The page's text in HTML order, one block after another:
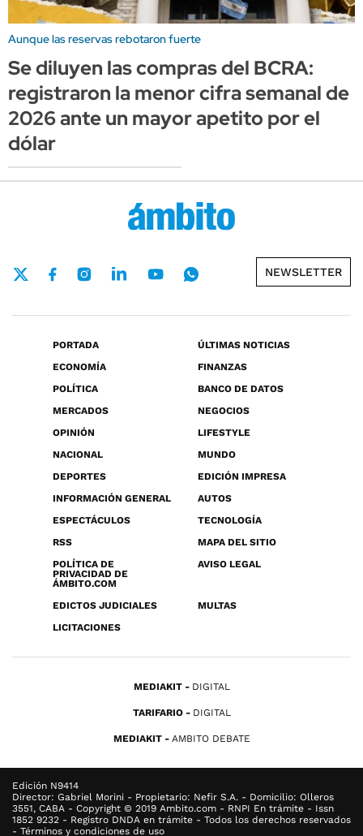
Aunque las reservas rebotaron fuerte
Se diluyen las compras del BCRA:
registraron la menor cifra semanal de
2026 ante un mayor apetito por el
dólar
NEWSLETTER
PORTADA
ÚLTIMAS NOTICIAS
ECONOMÍA
FINANZAS
POLÍTICA
BANCO DE DATOS
MERCADOS
NEGOCIOS
OPINIÓN
LIFESTYLE
NACIONAL
MUNDO
DEPORTES
EDICIÓN IMPRESA
INFORMACIÓN GENERAL
AUTOS
ESPECTÁCULOS
TECNOLOGÍA
RSS
MAPA DEL SITIO
POLÍTICA DE
PRIVACIDAD DE
ÁMBITO.COM
AVISO LEGAL
EDICTOS JUDICIALES
MULTAS
LICITACIONES
MEDIAKIT DIGITAL
TARIFARIO DIGITAL
MEDIAKIT AMBITO DEBATE
Edición N9414
Director: Gabriel Morini - Propietario: Nefir S.A. - Domicilio: Olleros
3551, CABA - Copyright © 2019 Ambito.com - RNPI En trámite - Issn
1852 9232 - Registro DNDA en trámite - Todos los derechos reservados
- Términos y condiciones de uso